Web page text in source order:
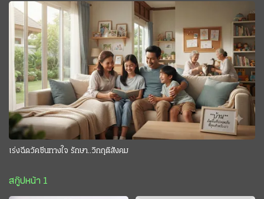
เร่งฉีดวัคซีนทางใจ รักษา..วิกฤติสังคม
สกู๊ปหน้า 1